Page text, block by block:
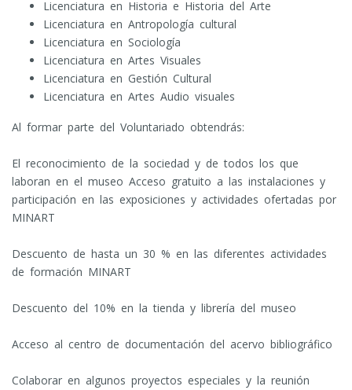
Licenciatura en Historia e Historia del Arte
Licenciatura en Antropología cultural
Licenciatura en Sociología
Licenciatura en Artes Visuales
Licenciatura en Gestión Cultural
Licenciatura en Artes Audio visuales
Al formar parte del Voluntariado obtendrás:
El reconocimiento de la sociedad y de todos los que
laboran en el museo Acceso gratuito a las instalaciones y
participación en las exposiciones y actividades ofertadas por
MINART
Descuento de hasta un 30 % en las diferentes actividades
de formación MINART
Descuento del 10% en la tienda y librería del museo
Acceso al centro de documentación del acervo bibliográfico
Colaborar en algunos proyectos especiales y la reunión